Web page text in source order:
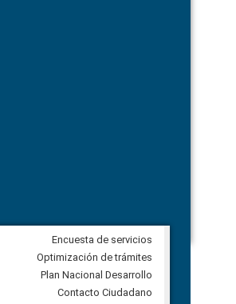
Veeduría para vigilar los acuerdos,
derivados de la Audiencia Pública
comunidad Urbina, parroquia la
Carolina
Encuesta de servicios
Optimización de trámites
Plan Nacional Desarrollo
Contacto Ciudadano